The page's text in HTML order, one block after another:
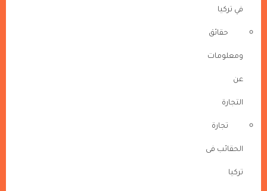
في تركيا
حقائق
ومعلومات
عن
التجارة
تجارة
الحقائب فى
تركيا